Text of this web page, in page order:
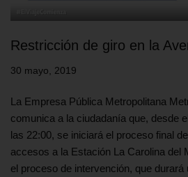
Restricción de giro en la
30 mayo, 2019
La Empresa Pública Metropolitana
comunica a la ciudadanía que, desde
las 22:00, se iniciará el proceso final
accesos a la Estación La Carolina del
el proceso de intervención, que